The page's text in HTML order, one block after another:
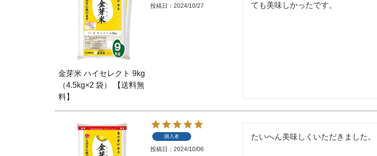
金芽米 ハイセレクト 9kg
（4.5kg×2 袋） 【送料無
料】
投稿日 2024/10/27
ても美味しかったです。
購入者
投稿日 2024/10/06
たいへん美味しくいただきました